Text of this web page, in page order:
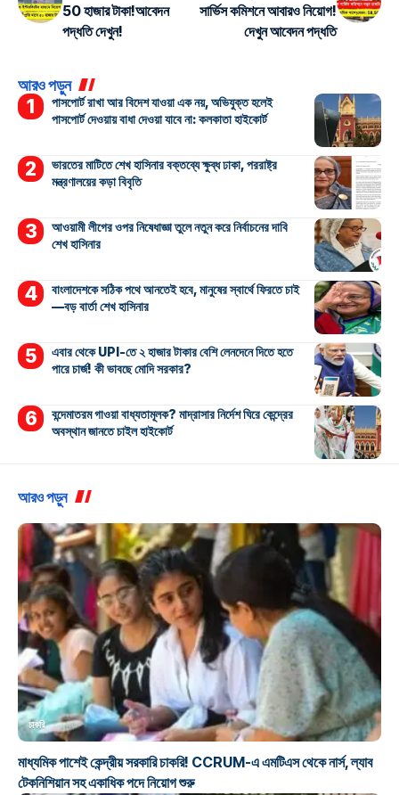
50 হাজার টাকা!আবেদন
পদ্ধতি দেখুন!
সার্ভিস কমিশনে আবারও নিয়োগ!
দেখুন আবেদন পদ্ধতি
আরও পড়ুন
পাসপোর্ট রাখা আর বিদেশ যাওয়া এক নয়, অভিযুক্ত হলেই
পাসপোর্ট দেওয়ায় বাধা দেওয়া যাবে না: কলকাতা হাইকোর্ট
ভারতের মাটিতে শেখ হাসিনার বক্তব্যে ক্ষুব্ধ ঢাকা, পররাষ্ট্র
মন্ত্রণালয়ের কড়া বিবৃতি
আওয়ামী লীগের ওপর নিষেধাজ্ঞা তুলে নতুন করে নির্বাচনের দাবি
শেখ হাসিনার
বাংলাদেশকে সঠিক পথে আনতেই হবে, মানুষের স্বার্থে ফিরতে চাই
—বড় বার্তা শেখ হাসিনার
এবার থেকে UPI-তে ২ হাজার টাকার বেশি লেনদেনে দিতে হতে
পারে চার্জ! কী ভাবছে মোদি সরকার?
বন্দেমাতরম গাওয়া বাধ্যতামূলক? মাদ্রাসার নির্দেশ ঘিরে কেন্দ্রের
অবস্থান জানতে চাইল হাইকোর্ট
আরও পড়ুন
চাকরি
মাধ্যমিক পাশেই কেন্দ্রীয় সরকারি চাকরি! CCRUM-এ এমটিএস থেকে নার্স, ল্যাব
টেকনিশিয়ান সহ একাধিক পদে নিয়োগ শুরু